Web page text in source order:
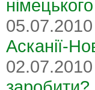
Асканії-